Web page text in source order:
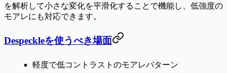
を解析して小さな変化を平滑化することで機能し、低強度の
モアレにも対応できます。
Despeckleを使うべき場面
軽度で低コントラストのモアレパターン